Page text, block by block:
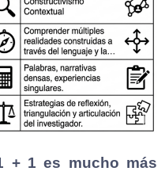
+ 1 es mucho más